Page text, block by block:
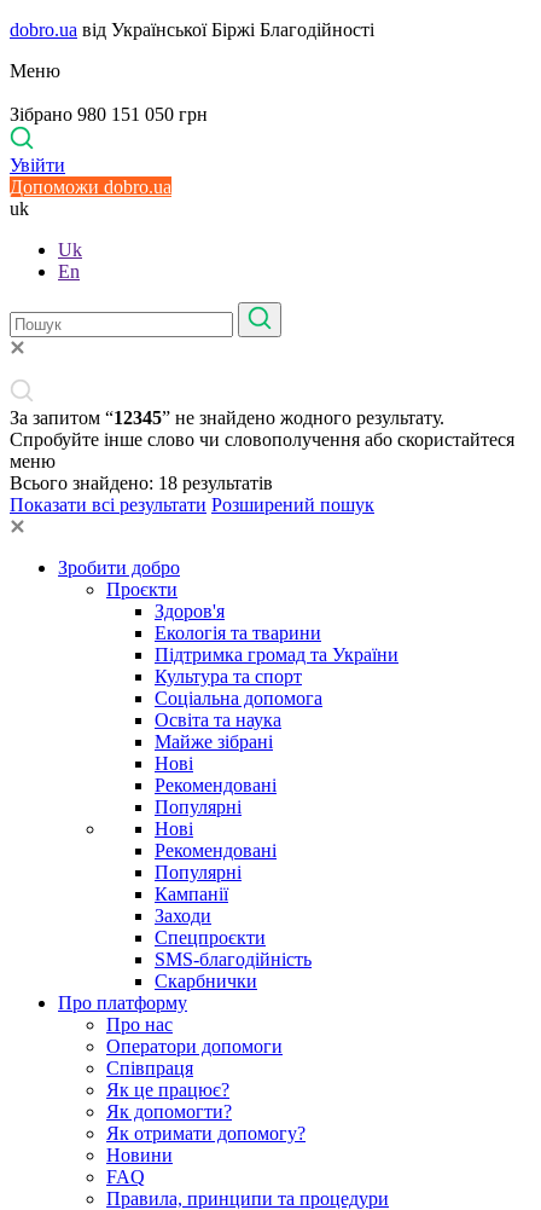
dobro.ua від Української Біржі Благодійності
Меню
Зібрано 980 151 050 грн
Увійти
Допоможи dobro.ua
uk
Uk
En
За запитом “12345” не знайдено жодного результату.
Спробуйте інше слово чи словополучення або скористайтеся
меню
Всього знайдено: 18 результатів
Показати всі результати Розширений пошук
Зробити добро
Проєкти
Здоров'я
Екологія та тварини
Підтримка громад та України
Культура та спорт
Соціальна допомога
Освіта та наука
Майже зібрані
Нові
Рекомендовані
Популярні
Нові
Рекомендовані
Популярні
Кампанії
Заходи
Спецпроєкти
SMS-благодійність
Скарбнички
Про платформу
Про нас
Оператори допомоги
Співпраця
Як це працює?
Як допомогти?
Як отримати допомогу?
Новини
FAQ
Правила, принципи та процедури